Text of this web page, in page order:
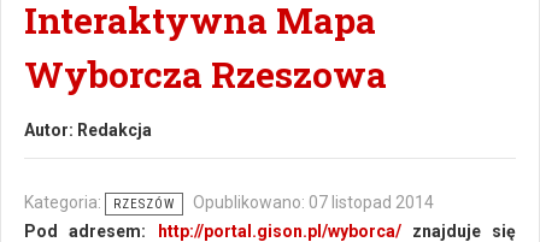
Interaktywna Mapa
Wyborcza Rzeszowa
Autor: Redakcja
Kategoria: RZESZÓW
Opublikowano: 07 listopad 2014
Pod adresem:
http://portal.gison.pl/wyborca/znajduje się